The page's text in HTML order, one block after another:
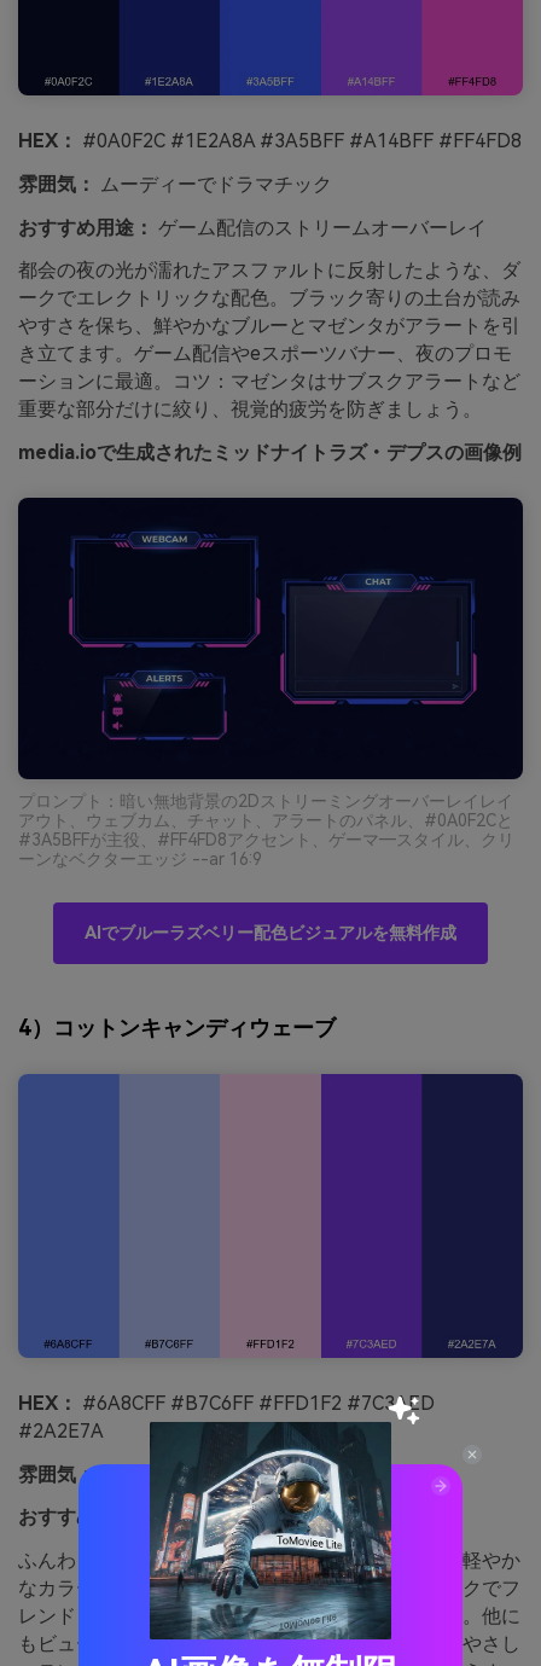
HEX： #0A0F2C #1E2A8A #3A5BFF #A14BFF #FF4FD8
雰囲気：
ムーディーでドラマチック
おすすめ用途： ゲーム配信のストリームオーバーレイ
都会の夜の光が濡れたアスファルトに反射したような、ダ
ークでエレクトリックな配色。ブラック寄りの土台が読み
やすさを保ち、鮮やかなブルーとマゼンタがアラートを引
き立てます。ゲーム配信やeスポーツバナー、夜のプロモ
ーションに最適。コツ：マゼンタはサブスクアラートなど
重要な部分だけに絞り、視覚的疲労を防ぎましょう。
media.ioで生成されたミッドナイトラズ・デプスの画像例
プロンプト：暗い無地背景の2Dストリーミングオーバーレイレイ
アウト、ウェブカム、チャット、アラートのパネル、#0A0F2Cと
#3A5BFFが主役、#FF4FD8アクセント、ゲーマ―スタイル、クリ
ーンなベクターエッジ --ar 16:9
AIでブルーラズベリー配色ビジュアルを無料作成
4）コットンキャンディウェーブ
HEX： #6A8CFF #B7C6FF #FFD1F2 #7C3AED
#2A2E7A
雰囲気： ポップでやさしい
おすすめ用途：
ビューティブランドのSNS投稿
ふんわり風に漂うコットンキャンディのような甘く軽やか
なカラーリング。パステルブルーとブラッシュピンクでフ
レンドリーな背景、ヴァイオレットをアクセントに。他に
もビューティ系プロモやライフスタイルカタログ、やさし